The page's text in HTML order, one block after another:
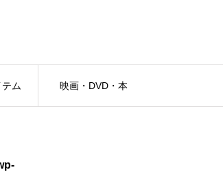
ム 映画・DVD・本